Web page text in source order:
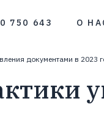
750 643 О
документами в 2023